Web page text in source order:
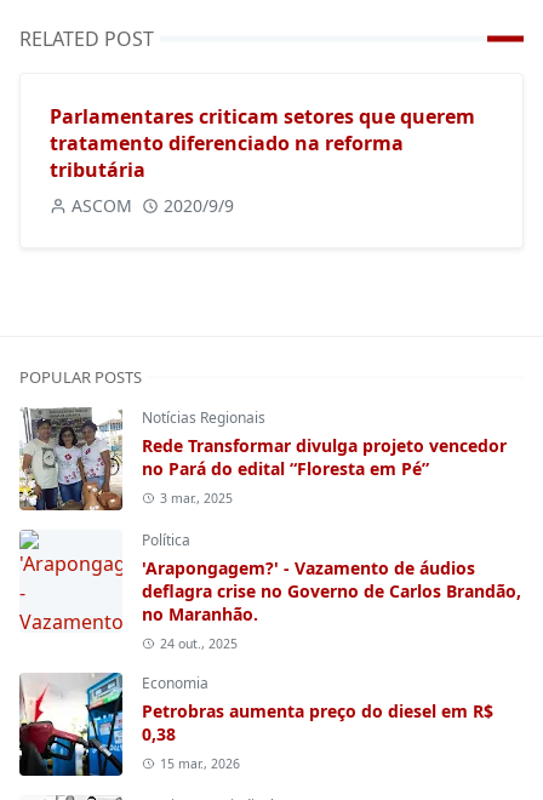
RELATED POST
Parlamentares criticam setores que querem
tratamento diferenciado na reforma
tributária
ASCOM 2020/9/9
POPULAR POSTS
Notícias Regionais
Rede Transformar divulga projeto vencedor
no Pará do edital “Floresta em Pé”
3 mar., 2025
Política
'Arapongagem?' - Vazamento de áudios
deflagra crise no Governo de Carlos Brandão,
no Maranhão.
24 out., 2025
Economia
Petrobras aumenta preço do diesel em R$
0,38
15 mar., 2026